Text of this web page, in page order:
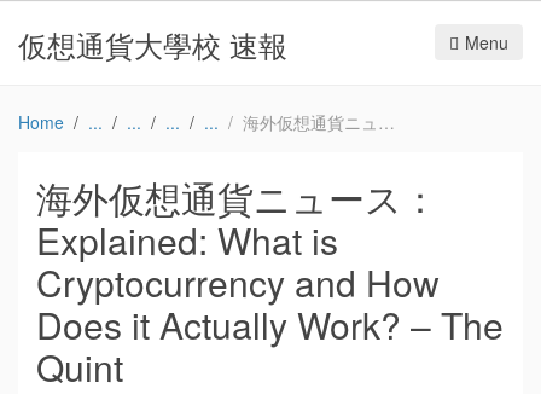
仮想通貨大學校 速報 Menu
Home 海外仮想通貨ニュース：Explained: What is Cryptocurrency and How Does it Actually Work? – The Quint
海外仮想通貨ニュース：
Explained: What is
Cryptocurrency and How
Does it Actually Work? – The
Quint